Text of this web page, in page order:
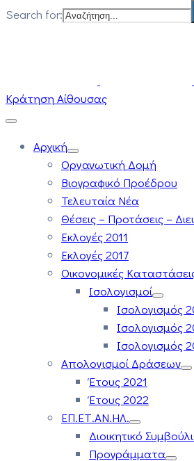
Search for:
Κράτηση Αίθουσας
Αρχική
Οργανωτική Δομή
Βιογραφικό Προέδρου
Τελευταία Νέα
Θέσεις – Προτάσεις –
Εκλογές 2011
Εκλογές 2017
Οικονομικές
Ισολογισμοί
Ισολογισμός
Ισολογισμός
Ισολογισμός
Απολογισμοί Δράσεων
Έτους 2021
Έτους 2022
ΕΠ.ΕΤ.ΑΝ.ΗΛ.
Διοικητικό
Προγράμματα